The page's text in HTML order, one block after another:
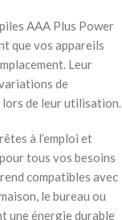
AAA Plus Power
que vos appareils
Leur
de
lors de leur utilisation.
à l’emploi et
tous vos besoins
compatibles avec
le bureau ou
une énergie durable